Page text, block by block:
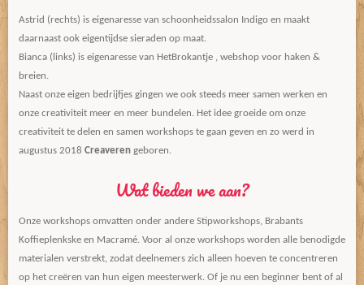
Astrid (rechts) is eigenaresse van schoonheidssalon Indigo en maakt
daarnaast ook eigentijdse sieraden op maat.
Bianca (links) is eigenaresse van HetBrokantje , webshop voor haken &
breien.
Naast onze eigen bedrijfjes gingen we ook steeds meer samen werken en
onze creativiteit meer en meer bundelen. Het idee groeide om onze
creativiteit te delen en samen workshops te gaan geven en zo werd in
augustus 2018 Creaveren geboren.
Wat bieden we aan?
Onze workshops omvatten onder andere Stipworkshops, Brabants
Koffieplenkske en Macramé. Voor al onze workshops worden alle benodigde
materialen verstrekt, zodat deelnemers zich alleen hoeven te concentreren
op het creëren van hun eigen meesterwerk. Of je nu een beginner bent of al